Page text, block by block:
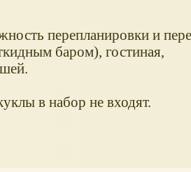
перепланировки и
баром), гостиная,
в набор не входят.